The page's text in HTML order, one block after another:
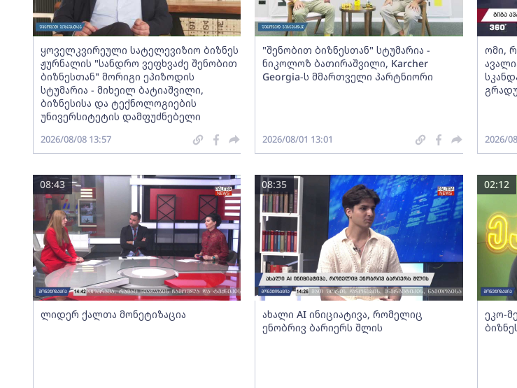
ყოველკვირეული სატელევიზიო ბიზნეს
ჟურნალის "სანდრო ვეფხვაძე შენობით
ბიზნესთან" მორიგი ეპიზოდის
სტუმარია - მიხეილ ბატიაშვილი,
ბიზნესისა და ტექნოლოგიების
უნივერსიტეტის დამფუძნებელი
2026/08/08 13:57
"შენობით ბიზნესთან" სტუმარია -
ნიკოლოზ ბათირაშვილი, Karcher
Georgia-ს მმართველი პარტნიორი
2026/08/01 13:01
ომი,
2026/
ლიდერ ქალთა მონეტიზაცია
08:43
ახალი AI ინიციატივა, რომელიც
ენობრივ ბარიერს შლის
08:35
ეკო-
02:12